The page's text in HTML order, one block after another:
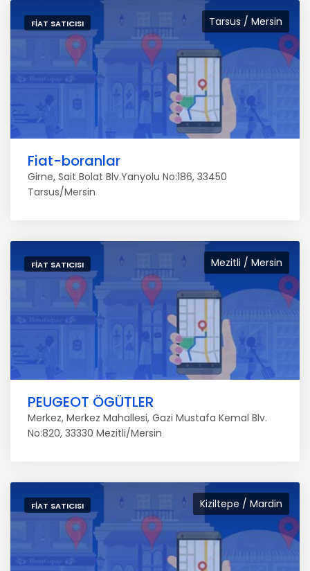
Tarsus / Mersin
FIAT SATICISI
Fiat-boranlar
Girne, Sait Bolat Blv.Yanyolu No:186, 33450
Tarsus/Mersin
Mezitli / Mersin
FIAT SATICISI
PEUGEOT ÖGÜTLER
Merkez, Merkez Mahallesi, Gazi Mustafa Kemal Blv.
No:820, 33330 Mezitli/Mersin
Kiziltepe / Mardin
FIAT SATICISI